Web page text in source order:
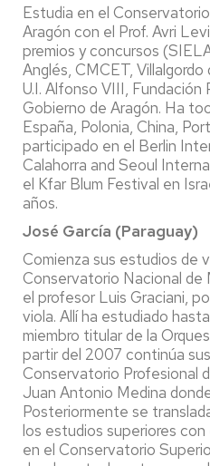
Estudia en el
Aragón con el Prof. Avri
premios y concursos
Anglés, CMCET,
U.I. Alfonso VIII, Fundación
Gobierno de Aragón. Ha
España, Polonia, China,
participado en el Berlin
Calahorra and Seoul
el Kfar Blum Festival en
años.
José García (Paraguay)
Comienza sus estudios de
Conservatorio Nacional de
el profesor Luis Graciani,
viola. Allí ha estudiado
miembro titular de la
partir del 2007 continúa
Conservatorio Profesional
Juan Antonio Medina
Posteriormente se
los estudios superiores
en el Conservatorio